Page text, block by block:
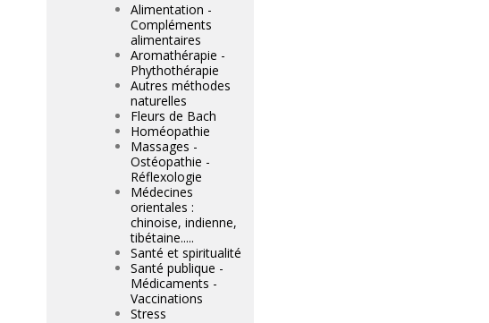
Alimentation -
Compléments
alimentaires
Aromathérapie -
Phythothérapie
Autres méthodes
naturelles
Fleurs de Bach
Homéopathie
Massages -
Ostéopathie -
Réflexologie
Médecines
orientales :
chinoise, indienne,
tibétaine.....
Santé et spiritualité
Santé publique -
Médicaments -
Vaccinations
Stress